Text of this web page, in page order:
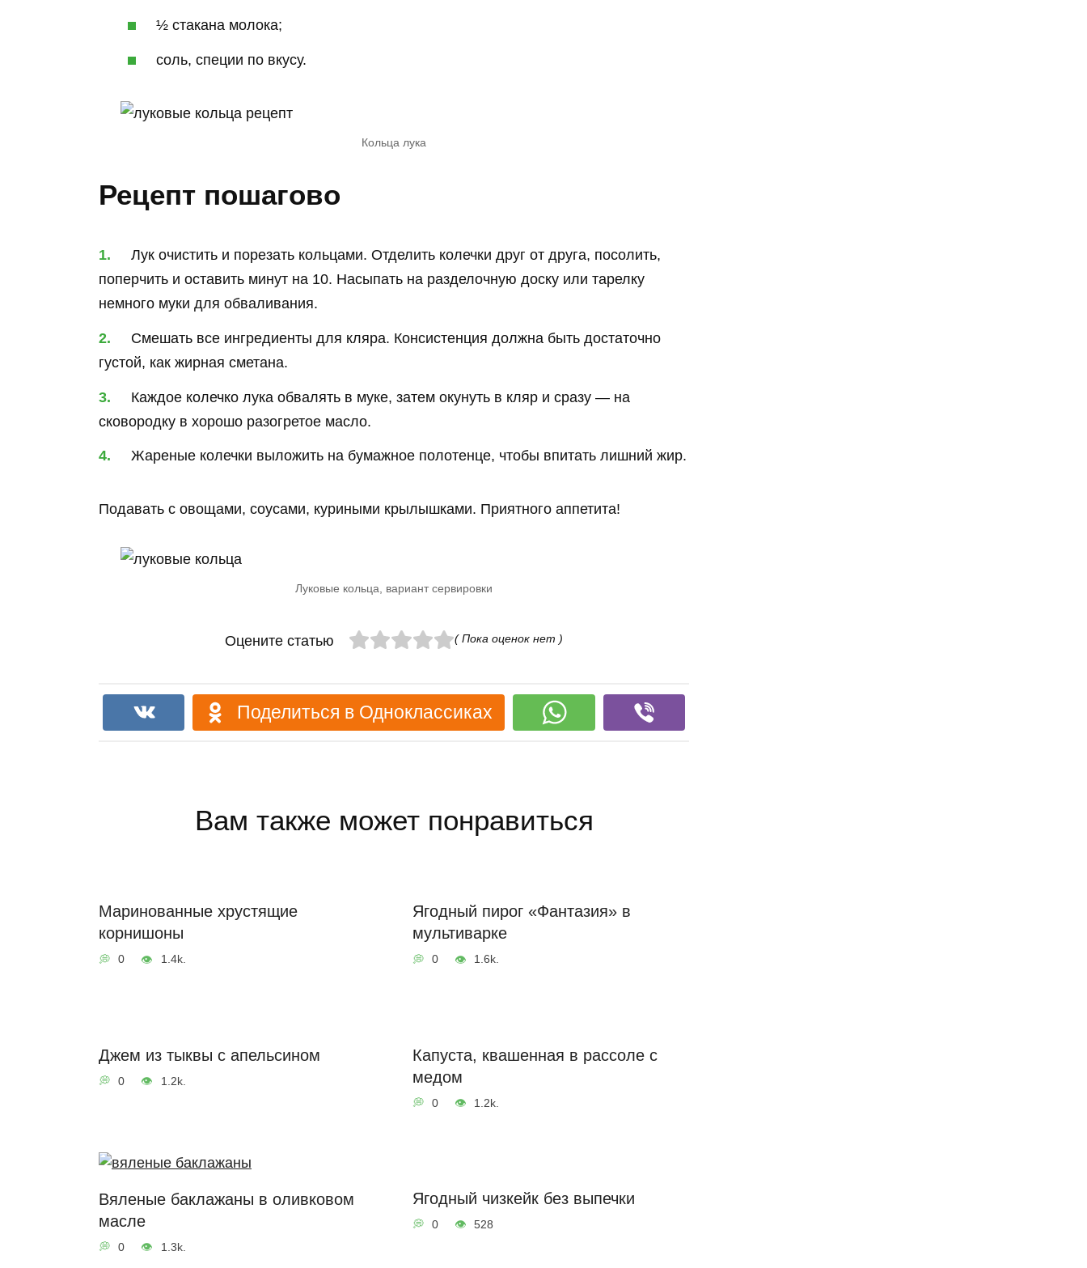
½ стакана молока;
соль, специи по вкусу.
Кольца лука
Рецепт пошагово
Лук очистить и порезать кольцами. Отделить колечки друг от друга, посолить,
поперчить и оставить минут на 10. Насыпать на разделочную доску или тарелку
немного муки для обваливания.
Смешать все ингредиенты для кляра. Консистенция должна быть достаточно
густой, как жирная сметана.
Каждое колечко лука обвалять в муке, затем окунуть в кляр и сразу — на
сковородку в хорошо разогретое масло.
Жареные колечки выложить на бумажное полотенце, чтобы впитать лишний жир.
Подавать с овощами, соусами, куриными крылышками. Приятного аппетита!
Луковые кольца, вариант сервировки
Оцените статью ( Пока оценок нет )
Поделиться в Одноклассиках
Вам также может понравиться
Маринованные хрустящие
корнишоны
0 1.4k.
Ягодный пирог «Фантазия» в
мультиварке
0 1.6k.
Джем из тыквы с апельсином
0 1.2k.
Капуста, квашенная в рассоле с
медом
0 1.2k.
Вяленые баклажаны в оливковом
масле
0 1.3k.
Ягодный чизкейк без выпечки
0 528